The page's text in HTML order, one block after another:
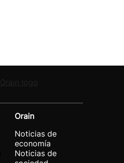
Orain
Noticias de
economía
Noticias de